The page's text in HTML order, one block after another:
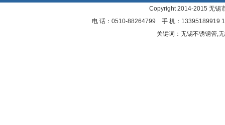
Copyright 2014-2015 无
电 话：0510-88264799 手 机：13395189919
关键词：无锡不锈钢管,